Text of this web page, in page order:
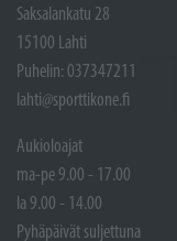
Saksalankatu 28
15100 Lahti
Puhelin: 037347211
lahti@sporttikone.fi
Aukioloajat
ma-pe 9.00 - 17.00
la 9.00 - 14.00
Pyhäpäivät suljettuna